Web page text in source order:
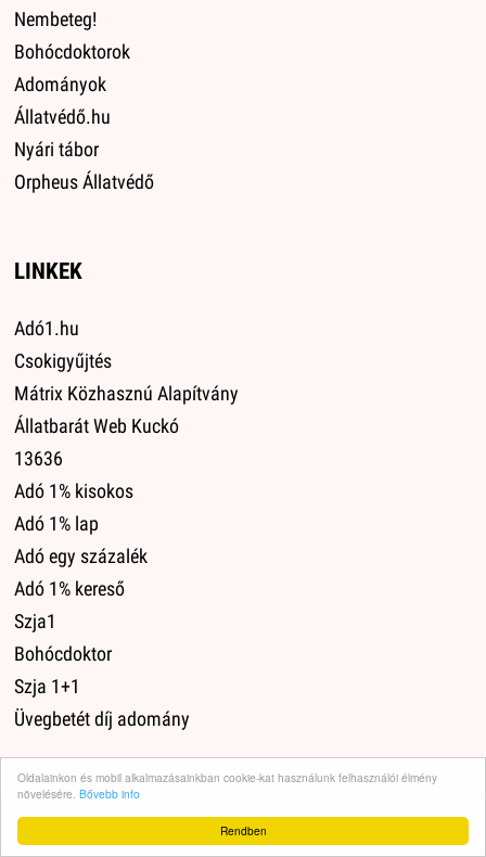
Rendben
Oldalainkon és mobil alkalmazásainkban cookie-kat használunk felhasználói élmény
növelésére. Bővebb info
Nembeteg!
Bohócdoktorok
Adományok
Állatvédő.hu
Nyári tábor
Orpheus Állatvédő
LINKEK
Adó1.hu
Csokigyűjtés
Mátrix Közhasznú Alapítvány
Állatbarát Web Kuckó
13636
Adó 1% kisokos
Adó 1% lap
Adó egy százalék
Adó 1% kereső
Szja1
Bohócdoktor
Szja 1+1
Üvegbetét díj adomány
Impresszum Médiaajánlat